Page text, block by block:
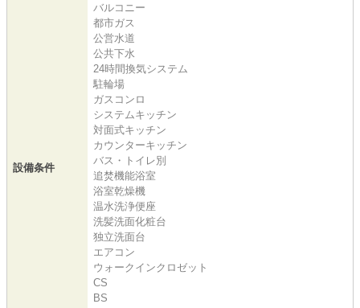
設備条件
バルコニー
都市ガス
公営水道
公共下水
24時間換気システム
駐輪場
ガスコンロ
システムキッチン
対面式キッチン
カウンターキッチン
バス・トイレ別
追焚機能浴室
浴室乾燥機
温水洗浄便座
洗髪洗面化粧台
独立洗面台
エアコン
ウォークインクロゼット
CS
BS